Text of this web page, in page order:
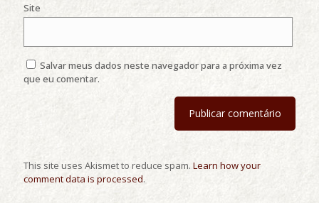
Site
Salvar meus dados neste navegador para a próxima vez
que eu comentar.
This site uses Akismet to reduce spam. Learn how your
comment data is processed.